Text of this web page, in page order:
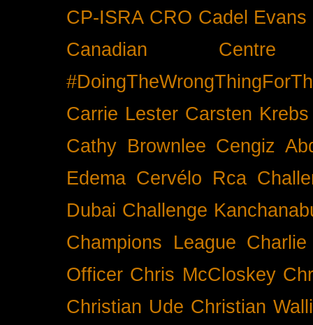
CP-ISRA CRO Cadel Evans
Canadian
Carrie Lester Carsten Krebs
Cathy Brownlee Cengiz
Edema Cervélo Rca
Dubai Challenge
Champions League
Officer Chris McCloskey
Christian Ude Christian